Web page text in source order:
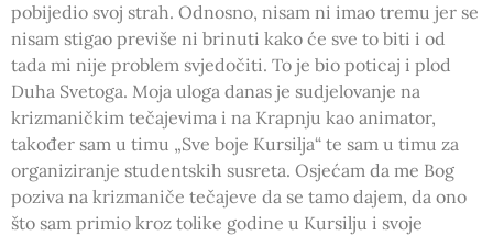
pobijedio svoj strah. Odnosno, nisam ni imao tremu jer se
nisam stigao previše ni brinuti kako će sve to biti i od
tada mi nije problem svjedočiti. To je bio poticaj i plod
Duha Svetoga. Moja uloga danas je sudjelovanje na
krizmaničkim tečajevima i na Krapnju kao animator,
također sam u timu „Sve boje Kursilja“ te sam u timu za
organiziranje studentskih susreta. Osjećam da me Bog
poziva na krizmaniče tečajeve da se tamo dajem, da ono
što sam primio kroz tolike godine u Kursilju i svoje